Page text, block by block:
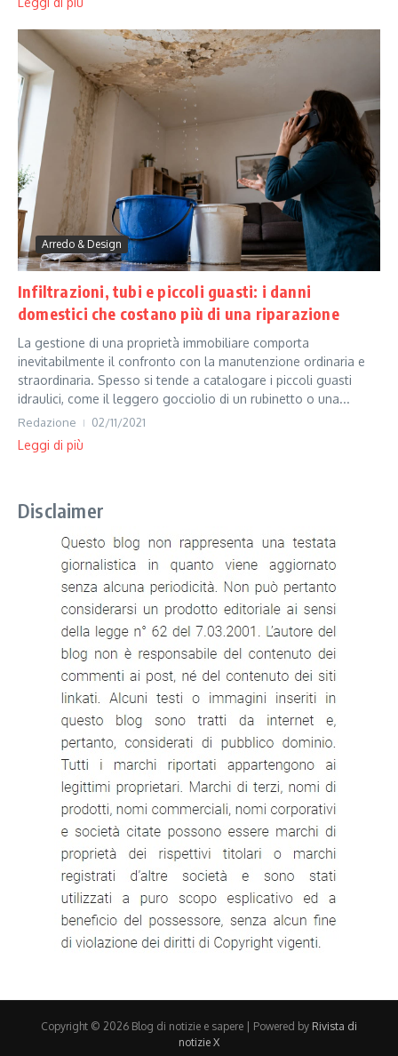
Arredo & Design
Infiltrazioni, tubi e piccoli guasti: i danni
domestici che costano più di una riparazione
La gestione di una proprietà immobiliare comporta
inevitabilmente il confronto con la manutenzione ordinaria e
straordinaria. Spesso si tende a catalogare i piccoli guasti
idraulici, come il leggero gocciolio di un rubinetto o una...
Redazione 02/11/2021
Leggi di più
Disclaimer
Copyright © 2026 Blog di notizie e sapere | Powered by Rivista di
notizie X